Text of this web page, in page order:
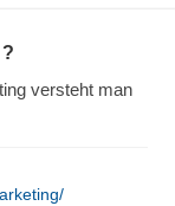
versteht man